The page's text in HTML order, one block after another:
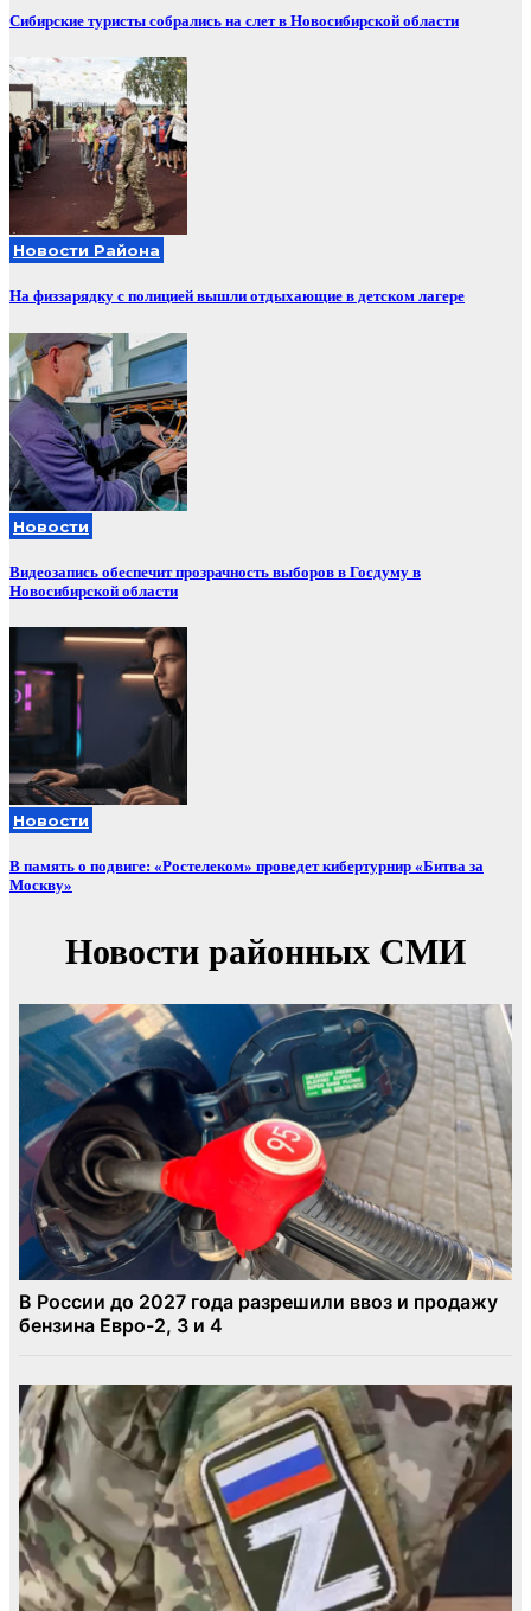
Сибирские туристы собрались на слет в Новосибирской области
Новости Района
На физзарядку с полицией вышли отдыхающие в детском лагере
Новости
Видеозапись обеспечит прозрачность выборов в Госдуму в
Новосибирской области
Новости
В память о подвиге: «Ростелеком» проведет кибертурнир «Битва за
Москву»